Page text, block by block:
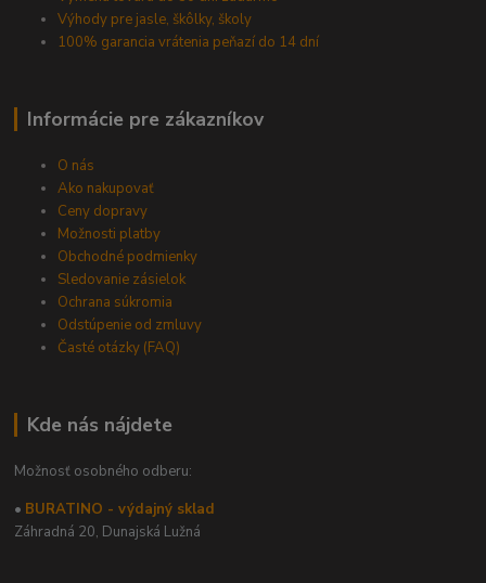
Výhody pre jasle, škôlky, školy
100% garancia vrátenia peňazí do 14 dní
Informácie pre zákazníkov
O nás
Ako nakupovať
Ceny dopravy
Možnosti platby
Obchodné podmienky
Sledovanie zásielok
Ochrana súkromia
Odstúpenie od zmluvy
Časté otázky (FAQ)
Kde nás nájdete
Možnosť osobného odberu:
• BURATINO - výdajný sklad
Záhradná 20, Dunajská Lužná